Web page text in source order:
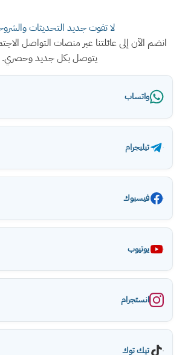
لا تفوت جديد التحديثات
انضم الآن إلى عائلتنا عبر منصات التواصل
يتوصل بكل جديد وحصري.
واتساب
تيليجرام
فيسبوك
يوتيوب
انستجرام
تيك توك